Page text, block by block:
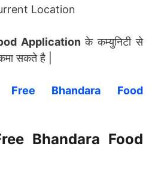
Location
Applicationके कम्युनिटी से
सकते है |
Free Bhandara Food
Bhandara Food